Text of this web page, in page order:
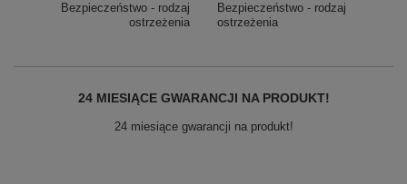
Bezpieczeństwo - rodzaj
ostrzeżenia
Bezpieczeństwo - rodzaj
ostrzeżenia
24 MIESIĄCE GWARANCJI NA PRODUKT!
24 miesiące gwarancji na produkt!